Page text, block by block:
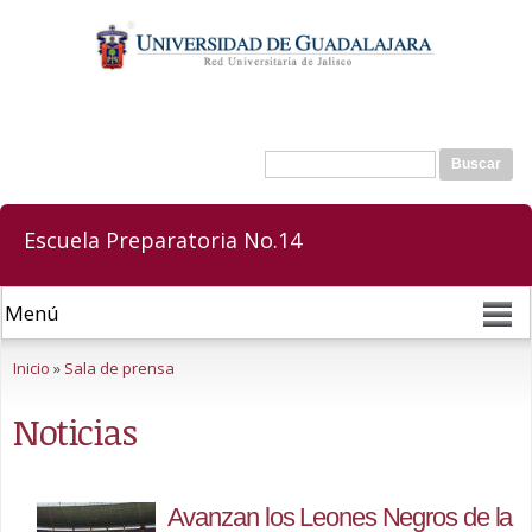
contenido
principal
Formulario de búsqueda
Buscar
Escuela Preparatoria No.14
Inicio » Sala de prensa
Noticias
Avanzan los Leones Negros de la